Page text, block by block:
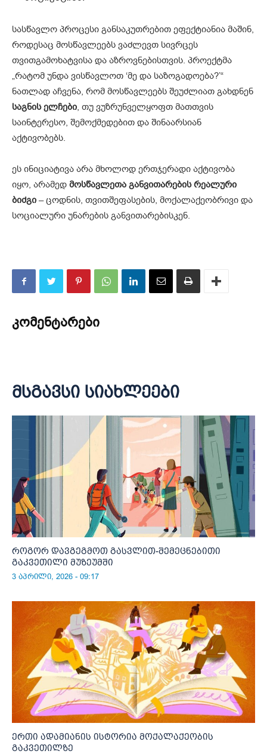
სასწავლო პროცესი განსაკუთრებით ეფექტიანია მაშინ,
როდესაც მოსწავლეებს ვაძლევთ სივრცეს
თვითგამოხატვისა და აზროვნებისთვის. პროექტმა
„რატომ უნდა ვისწავლოთ ‘მე და საზოგადოება?’“
ნათლად აჩვენა, რომ მოსწავლეებს შეუძლიათ გახდნენ
საგნის ელჩები, თუ ვუზრუნველყოფთ მათთვის
საინტერესო, შემოქმედებით და შინაარსიან
აქტივობებს.
ეს ინიციატივა არა მხოლოდ ერთჯერადი აქტივობა
იყო, არამედ მოსწავლეთა განვითარების რეალური
ბიძგი – ცოდნის, თვითშეფასების, მოქალაქეობრივი და
სოციალური უნარების განვითარებისკენ.
კომენტარები
მსგავსი სიახლეები
როგორ დავგეგმოთ გასვლით-შემეცნებითი
გაკვეთილი მუზეუმში
3 აპრილი, 2026 - 09:17
ერთი ადამიანის ისტორია მოქალაქეობის
გაკვეთილზე